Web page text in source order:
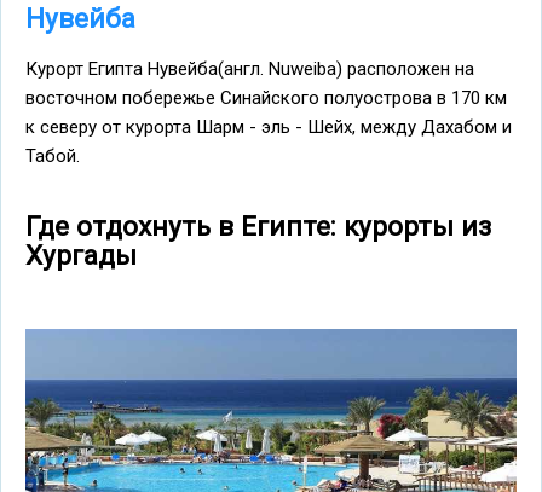
Нувейба
Курорт Египта Нувейба(англ. Nuweiba) расположен на
восточном побережье Синайского полуострова в 170 км
к северу от курорта Шарм - эль - Шейх, между Дахабом и
Табой.
Где отдохнуть в Египте: курорты из
Хургады